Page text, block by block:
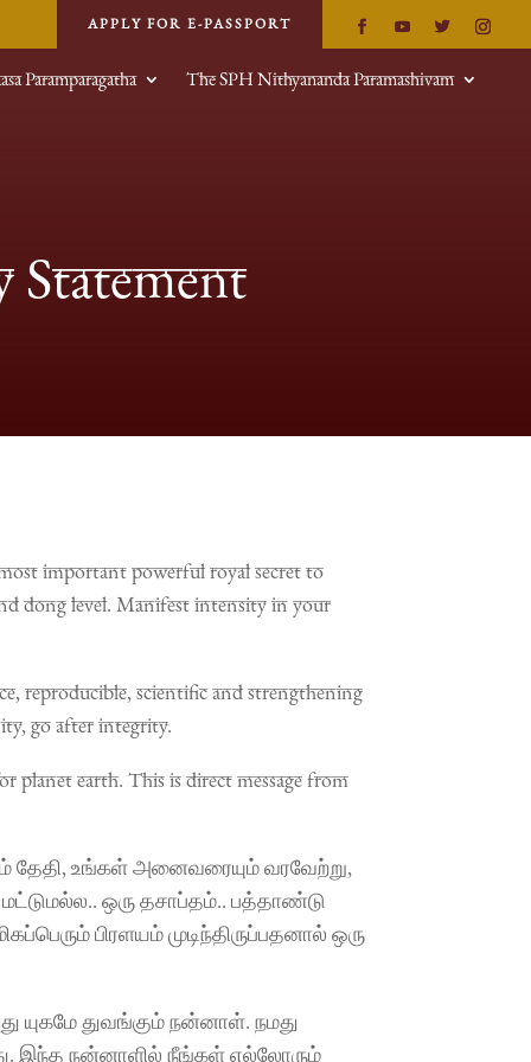
APPLY FOR E-PASSPORT
Paramparagatha The SPH Nithyananda Paramashivam
Statement
important powerful royal secret to
dong level. Manifest intensity in your
reproducible, scientific and strengthening
go after integrity.
planet earth. This is direct message from
தேதி, உங்கள் அனைவரையும் வரவேற்று,
ஒரு தசாப்தம்.. பத்தாண்டு
பிரளயம் முடிந்திருப்பதனால் ஒரு
யுகமே துவங்கும் நன்னாள். நமது
இந்த நன்னாளில் நீங்கள் எல்லோரும்